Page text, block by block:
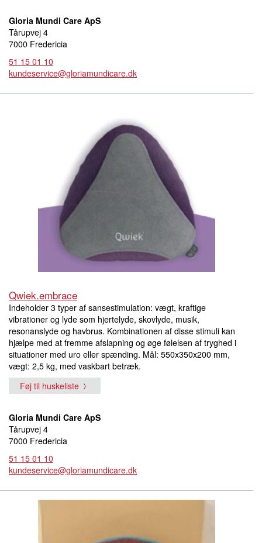
Gloria Mundi Care ApS
Tårupvej 4
7000 Fredericia
51 15 01 10
kundeservice@gloriamundicare.dk
Qwiek.embrace
Indeholder 3 typer af sansestimulation: vægt, kraftige
vibrationer og lyde som hjertelyde, skovlyde, musik,
resonanslyde og havbrus. Kombinationen af disse stimuli kan
hjælpe med at fremme afslapning og øge følelsen af tryghed i
situationer med uro eller spænding. Mål: 550x350x200 mm,
vægt: 2,5 kg, med vaskbart betræk.
Føj til huskeliste
Gloria Mundi Care ApS
Tårupvej 4
7000 Fredericia
51 15 01 10
kundeservice@gloriamundicare.dk